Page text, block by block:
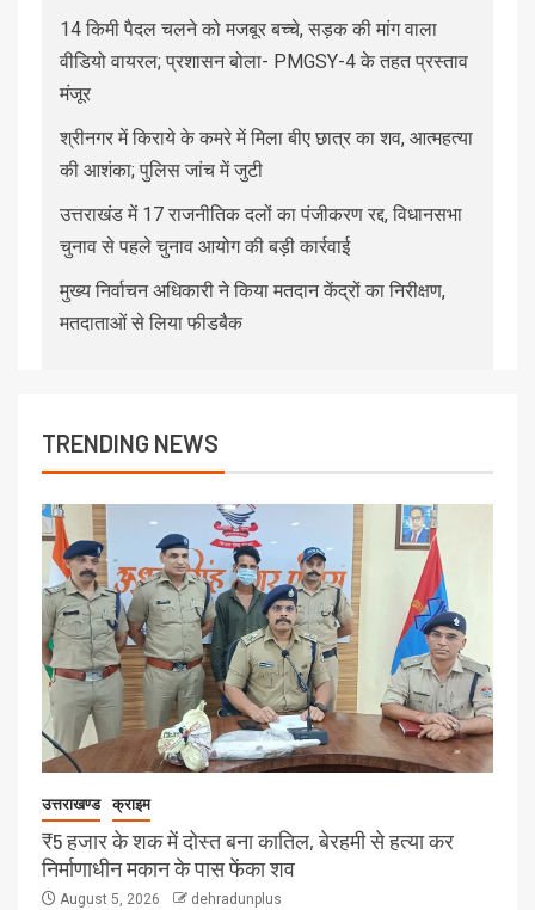
14 किमी पैदल चलने को मजबूर बच्चे, सड़क की मांग वाला
वीडियो वायरल; प्रशासन बोला- PMGSY-4 के तहत प्रस्ताव
मंजूर
श्रीनगर में किराये के कमरे में मिला बीए छात्र का शव, आत्महत्या
की आशंका; पुलिस जांच में जुटी
उत्तराखंड में 17 राजनीतिक दलों का पंजीकरण रद्द, विधानसभा
चुनाव से पहले चुनाव आयोग की बड़ी कार्रवाई
मुख्य निर्वाचन अधिकारी ने किया मतदान केंद्रों का निरीक्षण,
मतदाताओं से लिया फीडबैक
TRENDING NEWS
उत्तराखण्ड क्राइम
₹5 हजार के शक में दोस्त बना कातिल, बेरहमी से हत्या कर
निर्माणाधीन मकान के पास फेंका शव
August 5, 2026 dehradunplus